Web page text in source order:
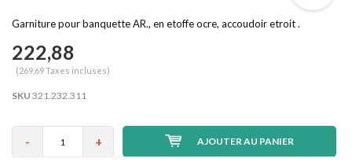
Garniture pour banquette AR., en etoffe ocre, accoudoir etroit .
222,88
(269,69 Taxes incluses)
SKU 321.232.311
- + AJOUTER AU PANIER